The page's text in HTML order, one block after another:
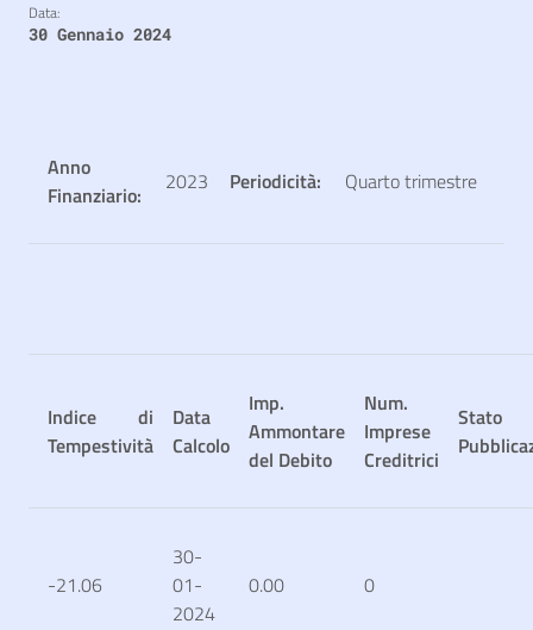
Data:
30 Gennaio 2024
Anno
Finanziario:
2023 Periodicità: Quarto trimestre
Indice di
Tempestività
Data
Calcolo
Imp.
Ammontare
del Debito
Num.
Imprese
Creditrici
Stato
-21.06
30-
01-
2024
0.00 0